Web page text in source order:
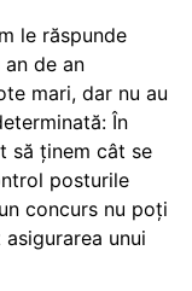
le răspunde
de an
mari, dar nu au
În
să ținem cât se
posturile
concurs nu poți
unui